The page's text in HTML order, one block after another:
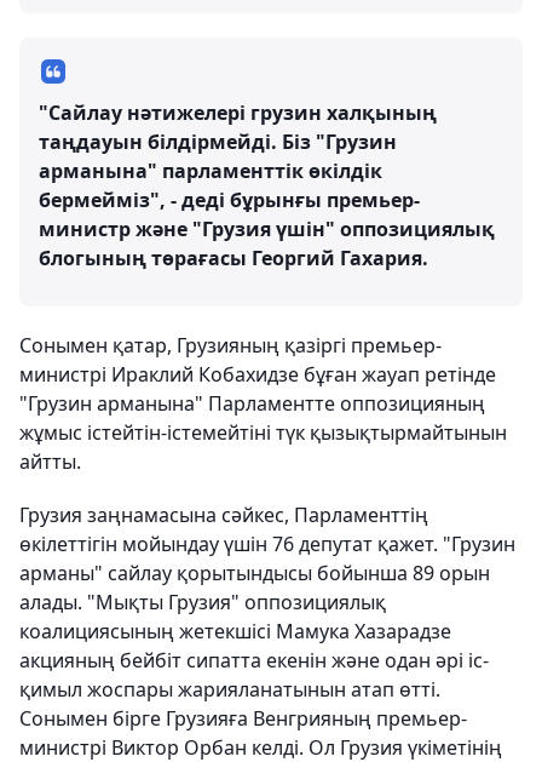
"Сайлау нәтижелері грузин халқының
таңдауын білдірмейді. Біз "Грузин
арманына" парламенттік өкілдік
бермейміз", - деді бұрынғы премьер-
министр және "Грузия үшін" оппозициялық
блогының төрағасы Георгий Гахария.
Сонымен қатар, Грузияның қазіргі премьер-
министрі Ираклий Кобахидзе бұған жауап ретінде
"Грузин арманына" Парламентте оппозицияның
жұмыс істейтін-істемейтіні түк қызықтырмайтынын
айтты.
Грузия заңнамасына сәйкес, Парламенттің
өкілеттігін мойындау үшін 76 депутат қажет. "Грузин
арманы" сайлау қорытындысы бойынша 89 орын
алады. "Мықты Грузия" оппозициялық
коалициясының жетекшісі Мамука Хазарадзе
акцияның бейбіт сипатта екенін және одан әрі іс-
қимыл жоспары жарияланатынын атап өтті.
Сонымен бірге Грузияға Венгрияның премьер-
министрі Виктор Орбан келді. Ол Грузия үкіметінің